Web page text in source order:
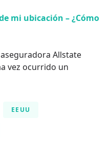
mi ubicación – ¿Cómo
aseguradora Allstate
vez ocurrido un
EEUU